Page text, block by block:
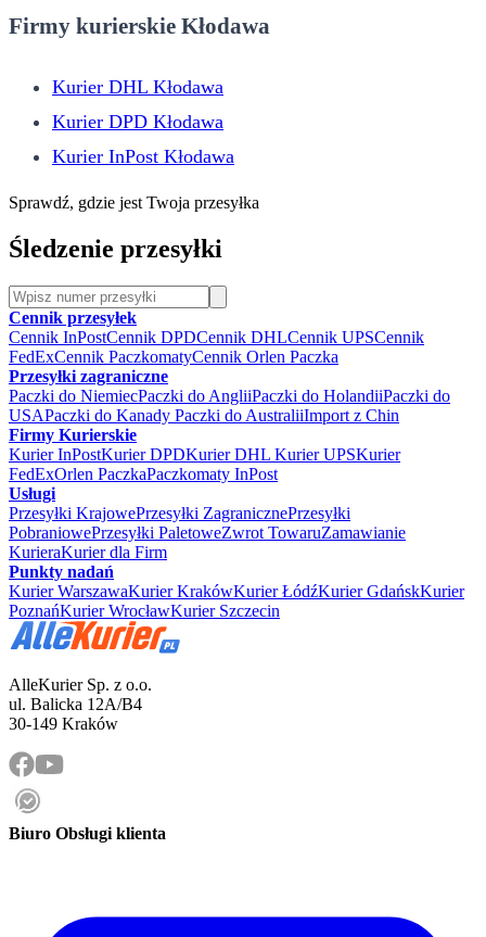
Firmy kurierskie Kłodawa
Kurier DHL Kłodawa
Kurier DPD Kłodawa
Kurier InPost Kłodawa
Sprawdź, gdzie jest Twoja przesyłka
Śledzenie przesyłki
Cennik przesyłek
Cennik InPostCennik DPDCennik DHLCennik UPSCennik
FedExCennik PaczkomatyCennik Orlen Paczka
Przesyłki zagraniczne
Paczki do NiemiecPaczki do AngliiPaczki do HolandiiPaczki do
USAPaczki do Kanady Paczki do AustraliiImport z Chin
Firmy Kurierskie
Kurier InPostKurier DPDKurier DHL Kurier UPSKurier
FedExOrlen PaczkaPaczkomaty InPost
Usługi
Przesyłki KrajowePrzesyłki ZagranicznePrzesyłki
PobraniowePrzesyłki PaletoweZwrot TowaruZamawianie
KurieraKurier dla Firm
Punkty nadań
Kurier WarszawaKurier KrakówKurier ŁódźKurier GdańskKurier
PoznańKurier WrocławKurier Szczecin
AlleKurier Sp. z o.o.
ul. Balicka 12A/B4
30-149 Kraków
Biuro Obsługi klienta